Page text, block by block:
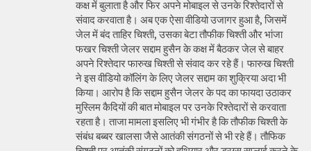
कक्ष में बुलाता है और फिर अपने मोबाइल से उनके रिश्तेदारों से
संवाद करवाता है। अब एक ऐसा वीडियो उजागर हुआ है, जिसमें
जेल में बंद ताहिर चिश्ती, उसका बेटा तौफीक चिश्ती और भांजा
फखर चिश्ती जेलर सद्दाम हुसैन के कक्ष में बैठकर जेल से बाहर
अपने रिश्तेदार फारुख चिश्ती से संवाद कर रहे हैं। फारुख चिश्ती
ने इस वीडियो कॉलिंग के लिए जेलर सद्दाम का शुक्रिया अदा भी
किया। आरोप है कि सद्दाम हुसैन जेलर के पद का फायदा उठाकर
मुस्लिम कैदियों की बात मोबाइल पर उनके रिश्तेदारों से करवाता
रहता है। ताजा मामला इसलिए भी गंभीर है कि तौफीक चिश्ती के
संबंध बब्बर खालसा जैसे आतंकी संगठनों से भी रहे हैं। तौफिक